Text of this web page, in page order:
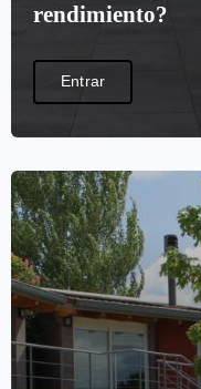
rendimiento?
Entrar